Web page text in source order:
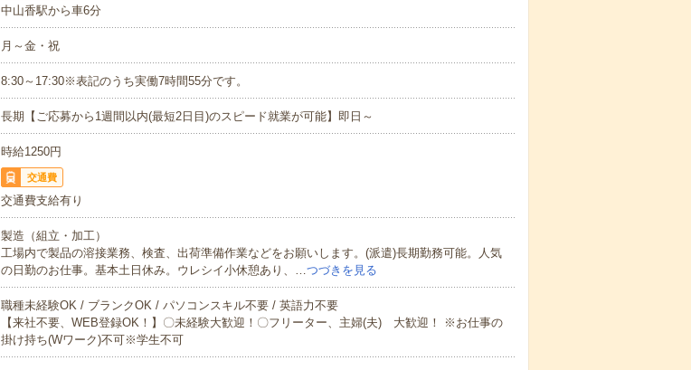
中山香駅から車6分
月～金・祝
8:30～17:30※表記のうち実働7時間55分です。
長期【ご応募から1週間以内(最短2日目)のスピード就業が可能】即日～
時給1250円
交通費
交通費支給有り
製造（組立・加工）
工場内で製品の溶接業務、検査、出荷準備作業などをお願いします。(派遣)長期勤務可能。人気
の日勤のお仕事。基本土日休み。ウレシイ小休憩あり、… つづきを見る
職種未経験OK / ブランクOK / パソコンスキル不要 / 英語力不要
【来社不要、WEB登録OK！】〇未経験大歓迎！〇フリーター、主婦(夫) 大歓迎！ ※お仕事の
掛け持ち(Wワーク)不可※学生不可